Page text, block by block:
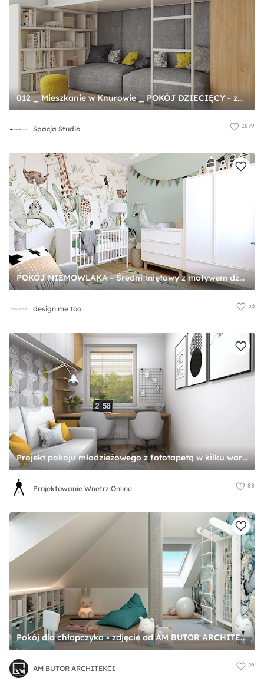
012 _ Mieszkanie w Knurowie _ POKÓJ DZIECIĘCY - zdjęcie od Spacja Studio
Spacja Studio 1879
POKÓJ NIEMOWLAKA - Średni miętowy z motywem dżungli z motywem zwierząt pokój dziecka dla niemowlaka dla chłopca, styl skandynawski - zdjęcie od design me too
design me too 53
Projekt pokoju młodzieżowego z fototapetą w kilku wariantach - zdjęcie od Projektowanie Wnetrz Online
Projektowanie Wnetrz Online 88
Pokój dla chłopczyka - zdjęcie od AM BUTOR ARCHITEKCI
AM BUTOR ARCHITEKCI 29